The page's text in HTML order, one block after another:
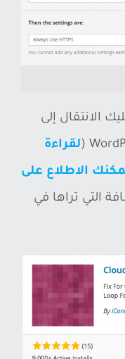
الانتقال إلى
لقراءة
الاطلاع على
التي تراها في